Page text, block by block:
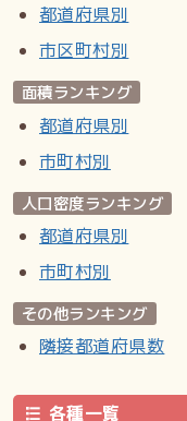
札幌市営地下鉄東西
雅楽戦隊ホワイトスト
外部リンク
札幌市白石区
都道府県別
市区町村別
面積ランキング
都道府県別
市町村別
人口密度ランキング
都道府県別
市町村別
その他ランキング
隣接都道府県数
各種一覧